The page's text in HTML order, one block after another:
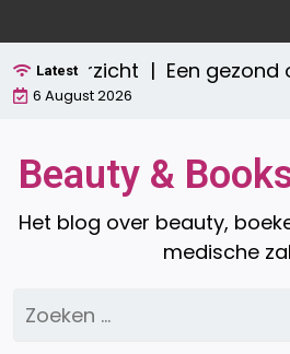
naar
de
inhoud
Latest
overzicht |Een gezond
6 August 2026
Beauty &
Het blog over beauty,
medische
Zoeken
naar: